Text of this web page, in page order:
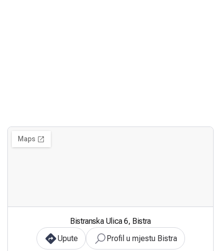
Bistranska Ulica 6, Bistra
Upute
Profil u mjestu Bistra